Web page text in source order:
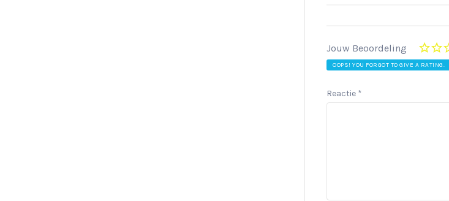
Jouw Beoordeling
OOPS! YOU FORGOT TO GIVE A RATING.
Reactie *